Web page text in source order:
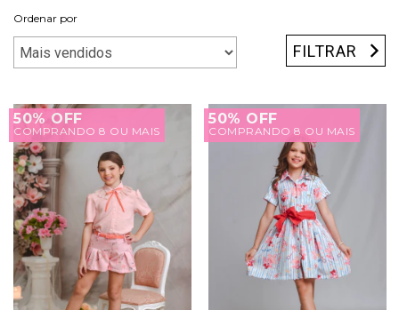
Ordenar por
FILTRAR
50% OFF
COMPRANDO 8 OU MAIS
50% OFF
COMPRANDO 8 OU MAIS